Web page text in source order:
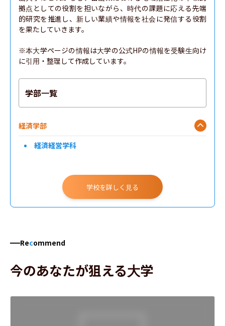
拠点としての役割を担いながら、時代の課題に応える先端
的研究を推進し、新しい業績や情報を社会に発信する役割
を果たしていきます。
※本大学ページの情報は大学の公式HPの情報を受験生向け
に引用・整理して作成しています。
学部一覧
経済学部
経済経営学科
学校を詳しく見る
Recommend
今のあなたが狙える大学